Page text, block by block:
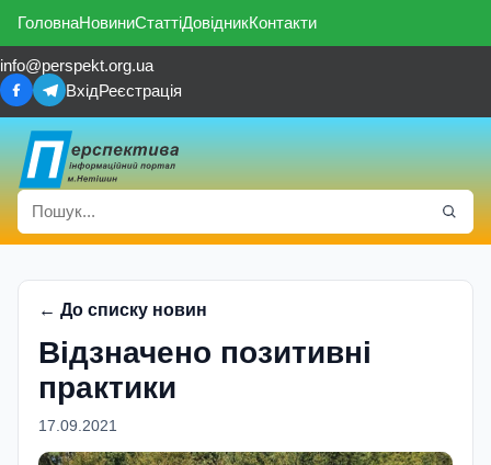
ГоловнаНовиниСтаттіДовідникКонтакти
info@perspekt.org.ua
ВхідРеєстрація
← До списку новин
Відзначено позитивні
практики
17.09.2021